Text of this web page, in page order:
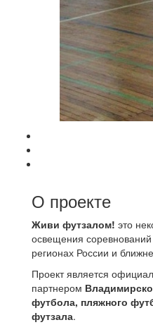
О проекте
Живи футзалом! это
освещения
регионах России и
Проект является
партнером
футбола, пляжного
футзала.